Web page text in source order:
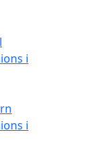
i
i